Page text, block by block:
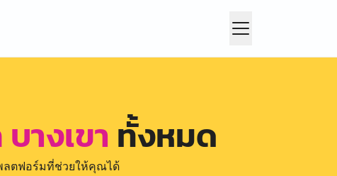
างเขา ทั้งหมด
ลตฟอร์มที่ช่วยให้คุณได้